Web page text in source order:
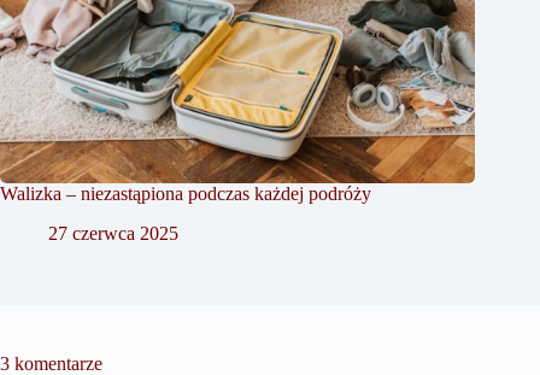
Walizka – niezastąpiona podczas każdej podróży
27 czerwca 2025
3 komentarze